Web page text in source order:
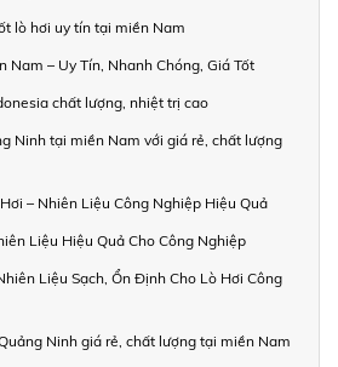
lò hơi uy tín tại miền Nam
Nam – Uy Tín, Nhanh Chóng, Giá Tốt
chất lượng, nhiệt trị cao
Ninh tại miền Nam với giá rẻ, chất lượng
– Nhiên Liệu Công Nghiệp Hiệu Quả
Liệu Hiệu Quả Cho Công Nghiệp
Liệu Sạch, Ổn Định Cho Lò Hơi Công
Ninh giá rẻ, chất lượng tại miền Nam